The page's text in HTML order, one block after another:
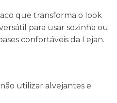
que transforma o look
para usar sozinha ou
confortáveis da Lejan.
utilizar alvejantes e